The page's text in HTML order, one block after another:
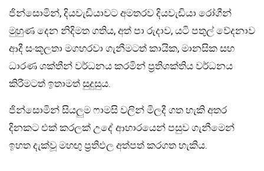
ජින්සොමින්, දියවැඩියාවට අමතරව දියවැඩියා රෝගීන්
මුහුණ දෙන නිදිමත ගතිය, අත් පා රුදාව, යටි පතුල් වේදනාව
ආදී සංකූලතා මගහරවා ගැනීමටත් කායික, මානසික සහ
ධාරණ ශක්තීන් වර්ධනය කරමින් ප්‍රතිශක්තිය වර්ධනය
කිරීමටත් ඉතාමත් සුදුසුය.
ජින්සොමින් සියලුම ෆාමසි වලින් මිලදී ගත හැකි අතර
දිනකට එක් කරලක් උදේ ආහාරයෙන් පසුව ගැනීමෙන්
ඉහත දැක්වූ මහඟු ප්‍රතිඵල අත්පත් කරගත හැකිය.